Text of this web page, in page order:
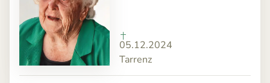
05.12.2024
Tarrenz